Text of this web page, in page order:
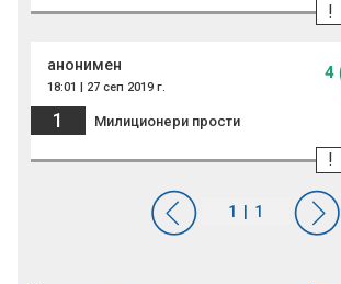
!
анонимен
18:01 | 27 сеп 2019 г.
4
1 Милиционери прости
!